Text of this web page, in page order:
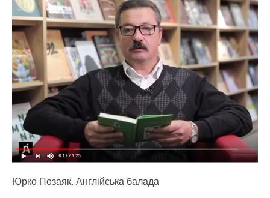
Юрко Позаяк. Англійська балада